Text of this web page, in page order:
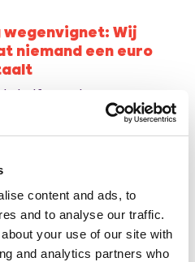
content and ads, to
and to analyse our traffic.
your use of our site with
and analytics partners who
wegenvignet: Wij
niemand een euro
helft van de
in Vlaanderen zal vanaf
moeten betalen voor
een wegenvignet.
minder
gezinnen krijgen
gepresenteerd in
België
MR en Les Engagés